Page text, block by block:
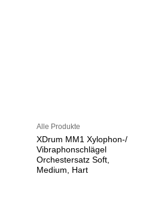
Alle Produkte
XDrum MM1 Xylophon-/
Vibraphonschlägel
Orchestersatz Soft,
Medium, Hart